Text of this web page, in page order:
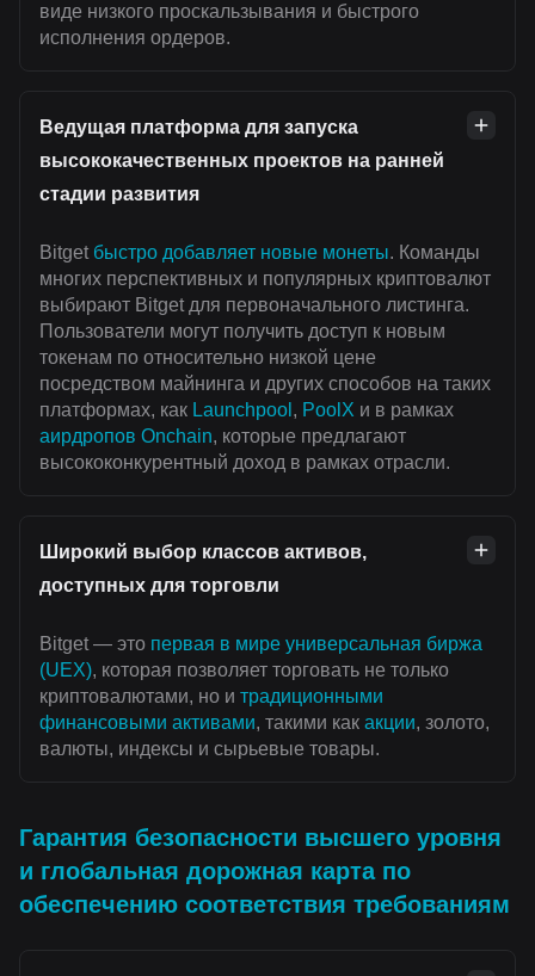
виде низкого проскальзывания и быстрого
исполнения ордеров.
Ведущая платформа для запуска
высококачественных проектов на ранней
стадии развития
Bitget быстро добавляет новые монеты. Команды
многих перспективных и популярных криптовалют
выбирают Bitget для первоначального листинга.
Пользователи могут получить доступ к новым
токенам по относительно низкой цене
посредством майнинга и других способов на таких
платформах, как Launchpool , PoolX и в рамках
аирдропов Onchain, которые предлагают
высококонкурентный доход в рамках отрасли.
Широкий выбор классов активов,
доступных для торговли
Bitget — это первая в мире универсальная биржа
(UEX), которая позволяет торговать не только
криптовалютами, но и традиционными
финансовыми активами, такими как акции, золото,
валюты, индексы и сырьевые товары.
Гарантия безопасности высшего уровня
и глобальная дорожная карта по
обеспечению соответствия требованиям